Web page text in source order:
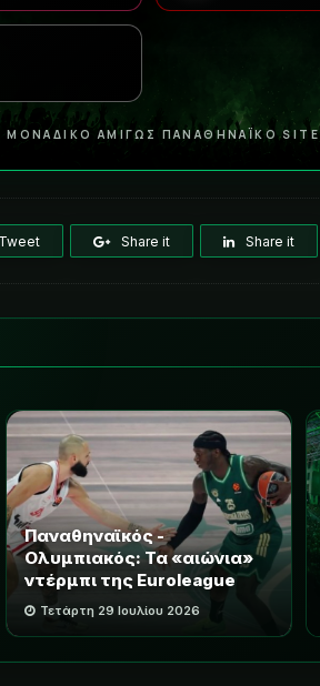
ΜΟΝΑΔΙΚΟ ΑΜΙΓΩΣ ΠΑΝΑΘΗΝΑΪΚΟ SITE
Tweet Share it Share it
Παναθηναϊκός -
Ολυμπιακός: Τα «αιώνια»
ντέρμπι της Euroleague
Τετάρτη 29 Ιουλίου 2026